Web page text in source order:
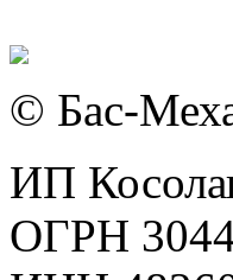
© Бас-
ИП
ОГРН